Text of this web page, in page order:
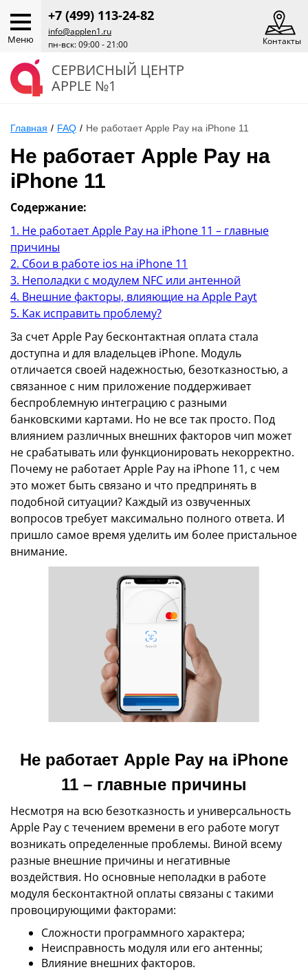
Меню
+7 (499) 113-24-82
info@applen1.ru
пн-вск: 09:00 - 21:00
Контакты
СЕРВИСНЫЙ ЦЕНТР
APPLE №1
Главная / FAQ / Не работает Apple Pay на iPhone 11
Не работает Apple Pay на
iPhone 11
Содержание:
1. Не работает Apple Pay на iPhone 11 – главные
причины
2. Сбои в работе ios на iPhone 11
3. Неполадки с модулем NFC или антенной
4. Внешние факторы, влияющие на Apple Payt
5. Как исправить проблему?
За счет Apple Pay бесконтактная оплата стала
доступна и для владельцев iPhone. Модуль
отличается своей надежностью, безотказностью, а
связанное с ним приложение поддерживает
беспроблемную интеграцию с разными
банковскими картами. Но не все так просто. Под
влиянием различных внешних факторов чип может
не срабатывать или функционировать некорректно.
Почему не работает Apple Pay на iPhone 11, с чем
это может быть связано и что предпринять в
подобной ситуации? Каждый из озвученных
вопросов требует максимально полного ответа. И
пришло самое время уделить им более пристальное
внимание.
Не работает Apple Pay на iPhone
11 – главные причины
Несмотря на всю безотказность и универсальность
Apple Pay с течением времени в его работе могут
возникать определенные проблемы. Виной всему
разные внешние причины и негативные
воздействия. Но основные неполадки в работе
модуля бесконтактной оплаты связаны с такими
провоцирующими факторами:
Сложности программного характера;
Неисправность модуля или его антенны;
Влияние внешних факторов.